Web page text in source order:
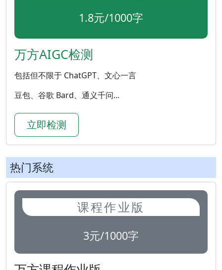
1.8元/1000字
万方AIGC检测
包括但不限于 ChatGPT、文心一言
豆包、谷歌 Bard、通义千问...
立即检测
热门系统
课程作业版
3元/1000字